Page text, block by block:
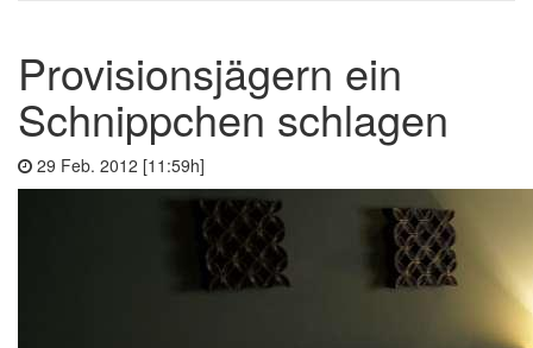
Provisionsjägern ein
Schnippchen schlagen
29 Feb. 2012 [11:59h]